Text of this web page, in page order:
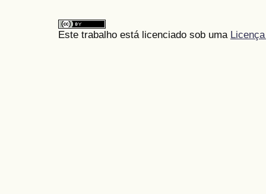
Este trabalho está licenciado sob uma